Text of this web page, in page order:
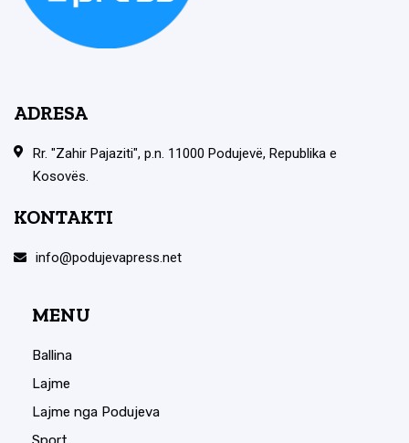
ADRESA
Rr. "Zahir Pajaziti", p.n. 11000 Podujevë, Republika e
Kosovës.
KONTAKTI
info@podujevapress.net
MENU
Ballina
Lajme
Lajme nga Podujeva